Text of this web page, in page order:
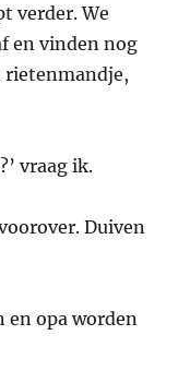
verder. We
en vinden nog
rietenmandje,
vraag ik.
Duiven
en opa worden